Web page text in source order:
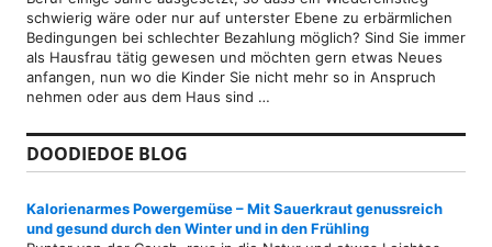
schwierig wäre oder nur auf unterster Ebene zu erbärmlichen
Bedingungen bei schlechter Bezahlung möglich? Sind Sie immer
als Hausfrau tätig gewesen und möchten gern etwas Neues
anfangen, nun wo die Kinder Sie nicht mehr so in Anspruch
nehmen oder aus dem Haus sind …
DOODIEDOE BLOG
Kalorienarmes Powergemüse – Mit Sauerkraut genussreich
und gesund durch den Winter und in den Frühling